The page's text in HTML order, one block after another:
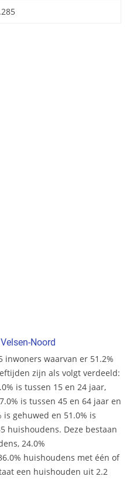
Noord
inwoners waarvan er 51.2%
zijn als volgt verdeeld:
is tussen 15 en 24 jaar,
is tussen 45 en 64 jaar en
is gehuwed en 51.0% is
huishoudens. Deze bestaan
24.0%
huishoudens met één of
een huishouden uit 2.2